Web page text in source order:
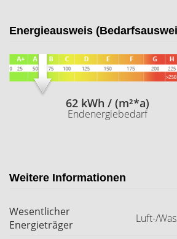
Energieausweis
62 kWh / (m²*a)
Endenergiebedarf
Weitere Informationen
Wesentlicher
Energieträger
Luft-/